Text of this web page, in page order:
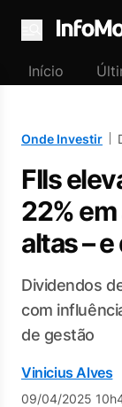
Menu
Início
Onde Investir
FIIs
22%
altas –
Dividendos
com
de gestão
Vinicius Alves
09/04/2025